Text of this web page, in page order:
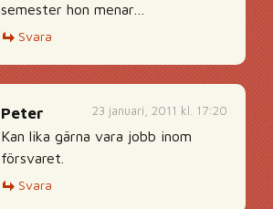
semester hon menar…
Svara
23 januari, 2011 kl. 17:20
Peter
Kan lika gärna vara jobb inom
försvaret.
Svara